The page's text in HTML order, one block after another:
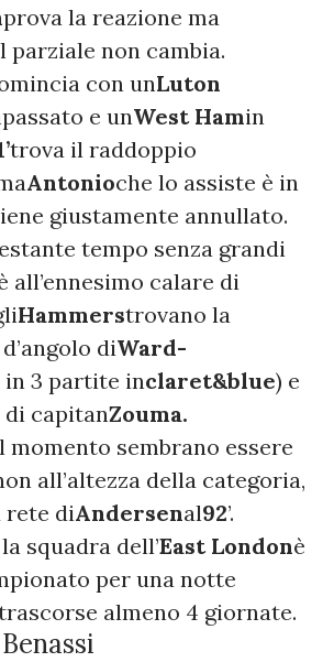
prova la reazione ma
parziale non cambia.
con unLuton
e unWest Hamin
trova il raddoppio
Antonioche lo assiste è in
giustamente annullato.
tempo senza grandi
all’ennesimo calare di
Hammerstrovano la
diWard-
in 3 partite inclaret&blue) e
capitanZouma.
momento sembrano essere
all’altezza della categoria,
rete diAndersenal92’.
squadra dell’East Londonè
per una notte
almeno 4 giornate.